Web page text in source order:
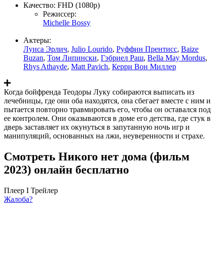
Качество: FHD (1080p)
Режиссер:
Michelle Bossy
Актеры:
Луиса Эрлич, Julio Lourido, Руффин Прентисс, Baize
Buzan, Том Липински, Гэбриел Раш, Bella May Mordus,
Rhys Athayde, Matt Pavich, Керри Вон Миллер
Когда бойфренда Теодоры Луку собираются выписать из
лечебницы, где они оба находятся, она сбегает вместе с ним и
пытается повторно травмировать его, чтобы он оставался под
ее контролем. Они оказываются в доме его детства, где стук в
дверь заставляет их окунуться в запутанную ночь игр и
манипуляций, основанных на лжи, неуверенности и страхе.
Смотреть Никого нет дома (фильм
2023) онлайн бесплатно
Плеер I Трейлер
Жалоба?